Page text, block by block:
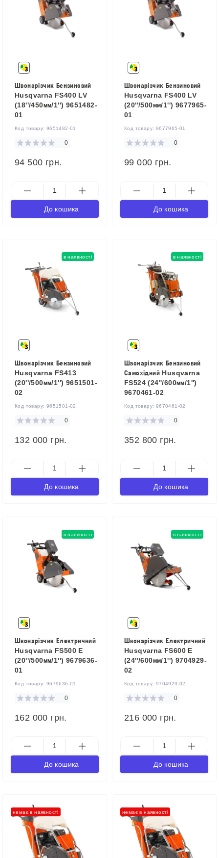
Швонарізчик Бензиновий
Husqvarna FS400 LV
(18''/450мм/1'') 9651482-
01
Код товару: 9651482-01
0
94 500 грн.
До кошика
Швонарізчик Бензиновий
Husqvarna FS400 LV
(20''/500мм/1'') 9677965-
01
Код товару: 9677965-01
0
99 000 грн.
До кошика
в наявності
Швонарізчик Бензиновий
Husqvarna FS413
(20''/500мм/1'') 9651501-
02
Код товару: 9651501-02
0
132 000 грн.
До кошика
в наявності
Швонарізчик Бензиновий
Самохідний Husqvarna
FS524 (24''/600мм/1'')
9670461-02
Код товару: 9670461-02
0
352 800 грн.
До кошика
в наявності
Швонарізчик Електричний
Husqvarna FS500 E
(20''/500мм/1'') 9679636-
01
Код товару: 9679636-01
0
162 000 грн.
До кошика
в наявності
Швонарізчик Електричний
Husqvarna FS600 E
(24''/600мм/1'') 9704929-
02
Код товару: 9704929-02
0
216 000 грн.
До кошика
немає в наявності немає в наявності